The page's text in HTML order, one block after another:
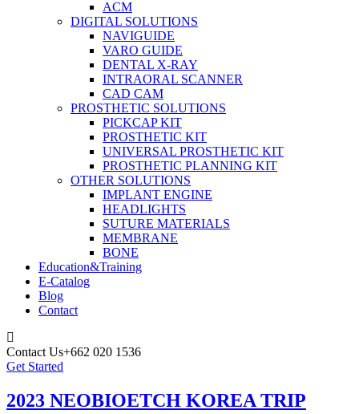
ACM
DIGITAL SOLUTIONS
NAVIGUIDE
VARO GUIDE
DENTAL X-RAY
INTRAORAL SCANNER
CAD CAM
PROSTHETIC SOLUTIONS
PICKCAP KIT
PROSTHETIC KIT
UNIVERSAL PROSTHETIC KIT
PROSTHETIC PLANNING KIT
OTHER SOLUTIONS
IMPLANT ENGINE
HEADLIGHTS
SUTURE MATERIALS
MEMBRANE
BONE
Education&Training
E-Catalog
Blog
Contact
Contact Us+662 020 1536
Get Started
2023 NEOBIOETCH KOREA TRIP